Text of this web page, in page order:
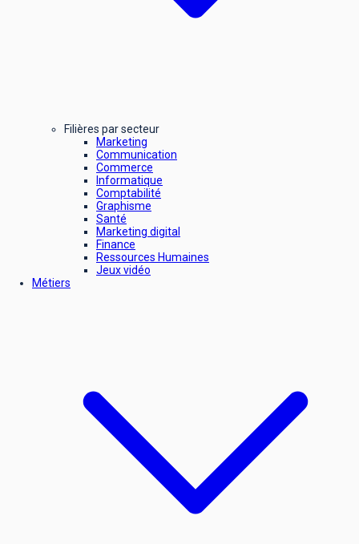
Filières par secteur
Marketing
Communication
Commerce
Informatique
Comptabilité
Graphisme
Santé
Marketing digital
Finance
Ressources Humaines
Jeux vidéo
Métiers